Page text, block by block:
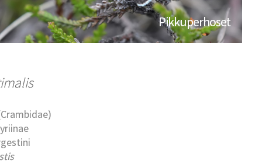
Pikkuperhoset